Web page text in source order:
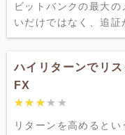
ビットバンクの最大
いだけではなく、追証
ハイリターンでリ
FX
★★★★★
★★★★★
リターンを高めると